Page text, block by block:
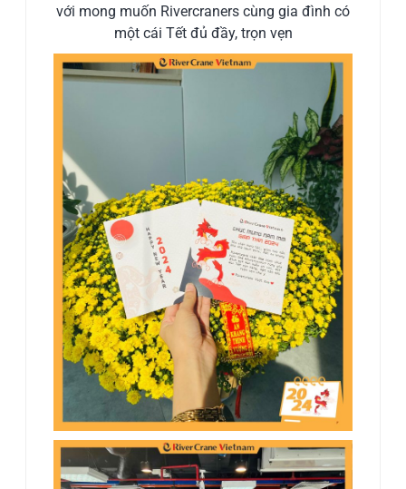
với mong muốn Rivercraners cùng gia đình có
một cái Tết đủ đầy, trọn vẹn